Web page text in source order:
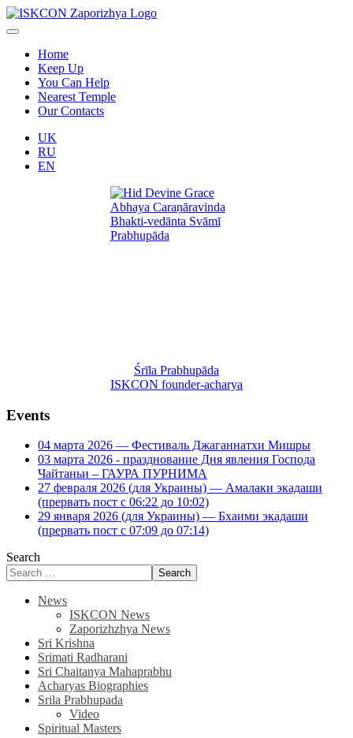
Home
Keep Up
You Can Help
Nearest Temple
Our Contacts
UK
RU
EN
Śrīla Prabhupāda
ISKCON founder-acharya
Events
04 марта 2026 — Фестиваль Джаганнатхи Мишры
03 марта 2026 - празднование Дня явления Господа
Чайтаньи – ГАУРА ПУРНИМА
27 февраля 2026 (для Украины) — Амалаки экадаши
(прервать пост с 06:22 до 10:02)
29 января 2026 (для Украины) — Бхаими экадаши
(прервать пост с 07:09 до 07:14)
Search
Search
News
ISKCON News
Zaporizhzhya News
Sri Krishna
Srimati Radharani
Sri Chaitanya Mahaprabhu
Acharyas Biographies
Srila Prabhupada
Video
Spiritual Masters